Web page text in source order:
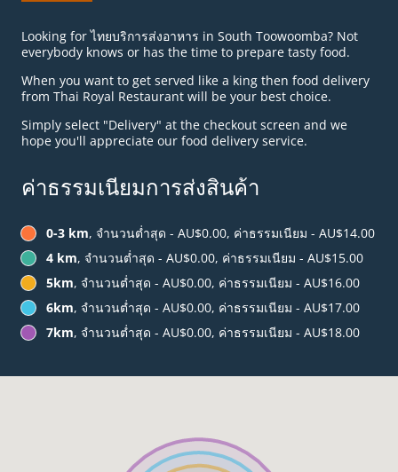
Looking for ไทยบริการส่งอาหาร in South Toowoomba? Not
everybody knows or has the time to prepare tasty food.
When you want to get served like a king then food delivery
from Thai Royal Restaurant will be your best choice.
Simply select "Delivery" at the checkout screen and we
hope you'll appreciate our food delivery service.
ค่าธรรมเนียมการส่งสินค้า
0-3 km, จำนวนต่ำสุด - AU$0.00, ค่าธรรมเนียม - AU$14.00
4 km, จำนวนต่ำสุด - AU$0.00, ค่าธรรมเนียม - AU$15.00
5km, จำนวนต่ำสุด - AU$0.00, ค่าธรรมเนียม - AU$16.00
6km, จำนวนต่ำสุด - AU$0.00, ค่าธรรมเนียม - AU$17.00
7km, จำนวนต่ำสุด - AU$0.00, ค่าธรรมเนียม - AU$18.00